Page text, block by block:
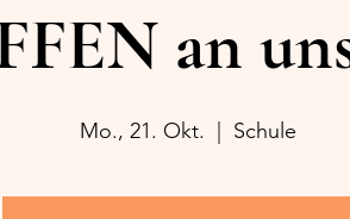
an
Mo., 21. Okt. Schule